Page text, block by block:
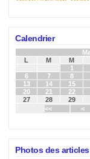
Calendrier
L
M M
1
6
7 8
13
14 15
20
21 22
27
28 29
<<
<
Photos des